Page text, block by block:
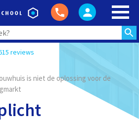
reviews
is niet de oplossing voor de